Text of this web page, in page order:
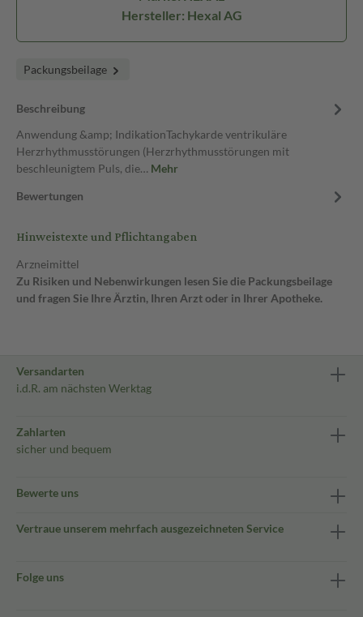
Hersteller: Hexal AG
Packungsbeilage
Beschreibung
Anwendung &amp; IndikationTachykarde ventrikuläre
Herzrhythmusstörungen (Herzrhythmusstörungen mit
beschleunigtem Puls, die… Mehr
Bewertungen
Hinweistexte und Pflichtangaben
Arzneimittel
Zu Risiken und Nebenwirkungen lesen Sie die Packungsbeilage
und fragen Sie Ihre Ärztin, Ihren Arzt oder in Ihrer Apotheke.
Versandarten
i.d.R. am nächsten Werktag
Zahlarten
sicher und bequem
Bewerte uns
Vertraue unserem mehrfach ausgezeichneten Service
Folge uns